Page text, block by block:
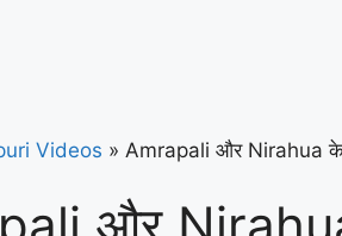
Videos » Amrapali और Nirahua के